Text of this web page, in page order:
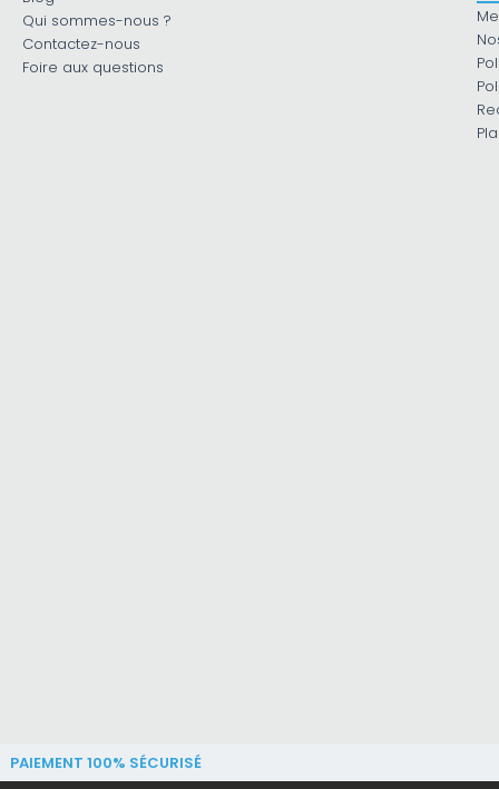
Qui sommes-nous ?
Contactez-nous
Foire aux questions
PAIEMENT 100% SÉCURISÉ